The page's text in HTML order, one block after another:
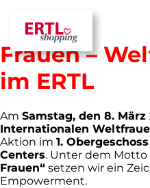
Gemeinsam
Frauen –
im ERTL
Am Samstag, den 8. März
Internationalen
Aktion im 1.
Centers. Unter dem Motto
Frauen“ setzen wir ein
Empowerment.